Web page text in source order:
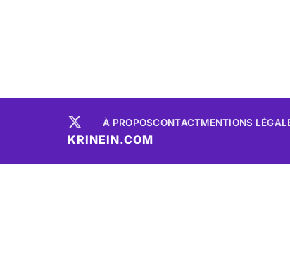
À PROPOSCONTACTMENTIONS
KRINEIN.COM